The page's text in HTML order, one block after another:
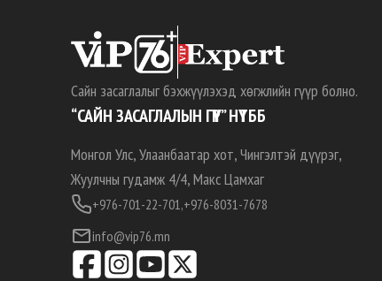
Сайн засаглалыг бэхжүүлэхэд хөгжлийн гүүр болно.
“САЙН ЗАСАГЛАЛЫН ГҮҮР” НҮТББ
Монгол Улс, Улаанбаатар хот, Чингэлтэй дүүрэг,
Жуулчны гудамж 4/4, Макс Цамхаг
+976-701-22-701,+976-8031-7678
info@vip76.mn